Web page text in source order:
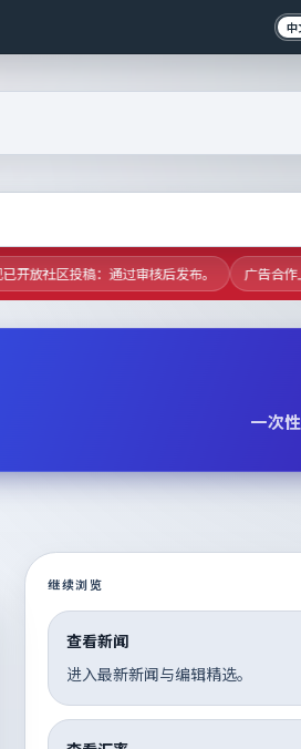
中
放社区投稿：通过审核后发布。 广告合作上
一次
继续浏览
查看新闻
进入最新新闻与编辑精选。